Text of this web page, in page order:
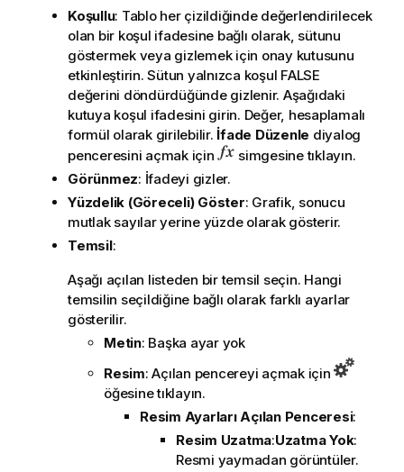
Koşullu: Tablo her çizildiğinde değerlendirilecek
olan bir koşul ifadesine bağlı olarak, sütunu
göstermek veya gizlemek için onay kutusunu
etkinleştirin. Sütun yalnızca koşul FALSE
değerini döndürdüğünde gizlenir. Aşağıdaki
kutuya koşul ifadesini girin. Değer, hesaplamalı
formül olarak girilebilir. İfade Düzenle diyalog
penceresini açmak için
simgesine tıklayın.
Görünmez: İfadeyi gizler.
Yüzdelik (Göreceli) Göster: Grafik, sonucu
mutlak sayılar yerine yüzde olarak gösterir.
Temsil:
Aşağı açılan listeden bir temsil seçin. Hangi
temsilin seçildiğine bağlı olarak farklı ayarlar
gösterilir.
Metin: Başka ayar yok
Resim: Açılan pencereyi açmak için
öğesine tıklayın.
Resim Ayarları Açılan Penceresi:
Resim Uzatma:Uzatma Yok:
Resmi yaymadan görüntüler.